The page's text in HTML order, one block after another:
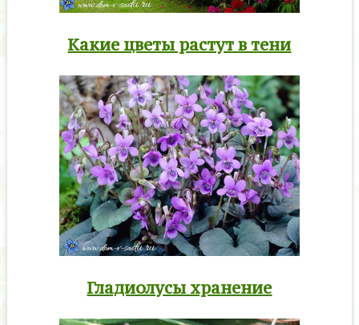
Какие цветы растут в тени
Гладиолусы хранение